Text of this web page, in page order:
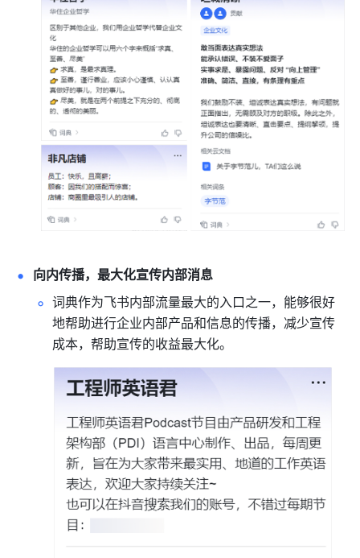
向内传播，最大化宣传内部消息
词典作为飞书内部流量最大的入口之一，能够很好
地帮助进行企业内部产品和信息的传播，减少宣传
成本，帮助宣传的收益最大化。